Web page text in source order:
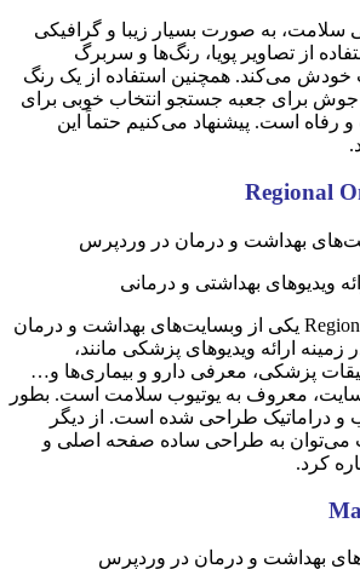
به صورت بسیار زیبا و گرافیکی
از تصاویر پویا، رنگ‌ها و سربرگ
خودش می‌کند. همچنین استفاده از یک رنگ
برای جعبه جستجو انتخاب خوبی برای
است. پیشنهاد می‌کنیم حتماً این
ویدیوهای بهداشتی و درمانی
Regional One Health یکی از وبسایت‌های بهداشت و درمان
ارائه ویدیوهای پزشکی مانند،
پزشکی، معرفی دارو و بیماری‌ها و…
معروف به یوتیوب سلامت است. بطور
و دراماتیک طراحی شده است. از دیگر
می‌توان به طراحی ساده صفحه‌ اصلی و
کرد.